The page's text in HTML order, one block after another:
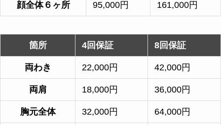
顔全体６ヶ所 95,000円 161,000円
箇所 4回保証 8回保証
両わき 22,000円 42,000円
両肩 18,000円 36,000円
胸元全体 32,000円 64,000円